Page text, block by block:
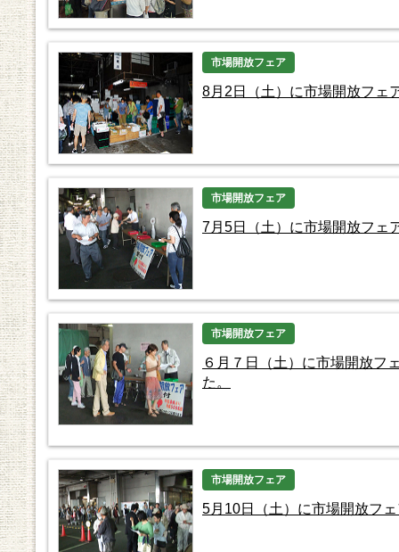
市場開放フェア
8月2日（土）に市場開放フェ
市場開放フェア
7月5日（土）に市場開放フェ
市場開放フェア
６月７日（土）に市場開放フ
た。
市場開放フェア
5月10日（土）に市場開放フ